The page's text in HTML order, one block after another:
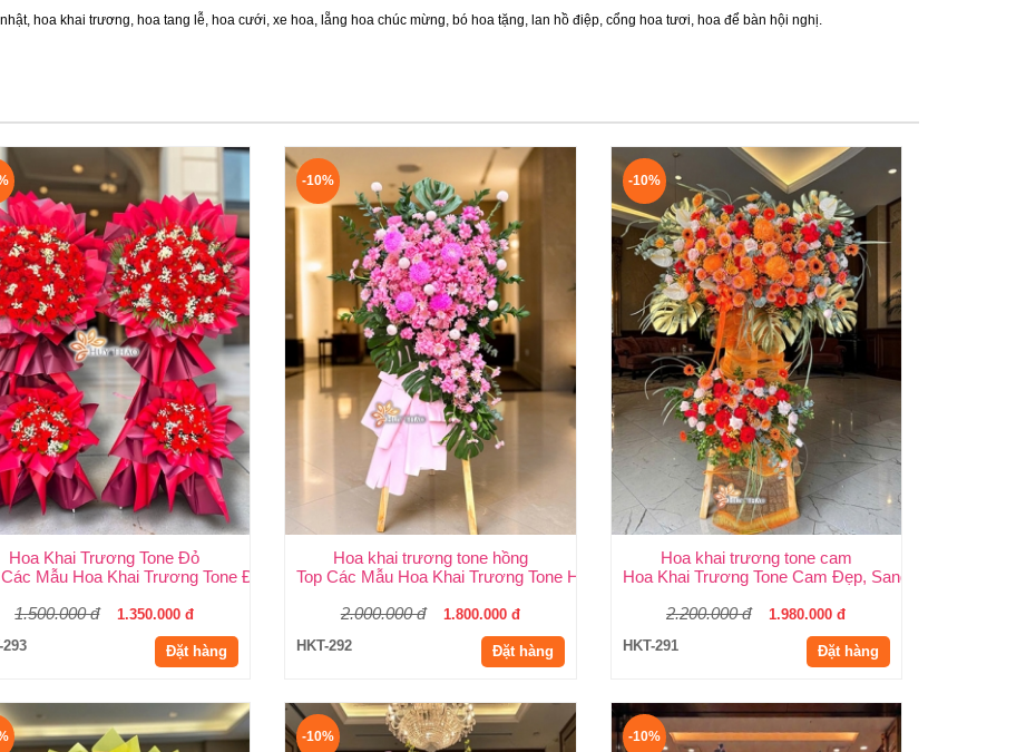
, hoa khai trương, hoa tang lễ, hoa cưới, xe hoa, lẵng hoa chúc mừng, bó hoa tặng, lan hồ điệp, cổng hoa tươi, hoa để bàn hội nghị.
| Shop Hoa Huy Thảo
Hoa Khai Trương Tone Đỏ
Các Mẫu Hoa Khai Trương Tone Đỏ Đẹp, Sang Trọng, Giá Rẻ Tại TP.HCM
1.500.000 đ
1.350.000 đ
293
Đặt hàng
-10%
Hoa khai trương tone hồng
Top Các Mẫu Hoa Khai Trương Tone Hồng Đẹp, Sang Trọng, Giá Rẻ Tại TP.HCM
2.000.000 đ
1.800.000 đ
HKT-292
Đặt hàng
-10%
Hoa khai trương tone cam
Hoa Khai Trương Tone Cam Đẹp, Sang Trọng, Rực
2.200.000 đ
1.980.000 đ
HKT-291
Đặt hàng
-10% -10%